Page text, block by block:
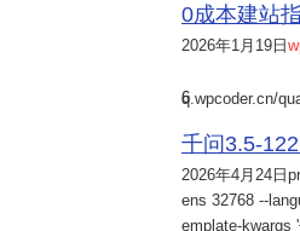
0成本建站
2026年1月19日
6
q.wpcoder.cn/
千问3.5-
2026年4月24日
ens 32768 --
emplate-kwargs